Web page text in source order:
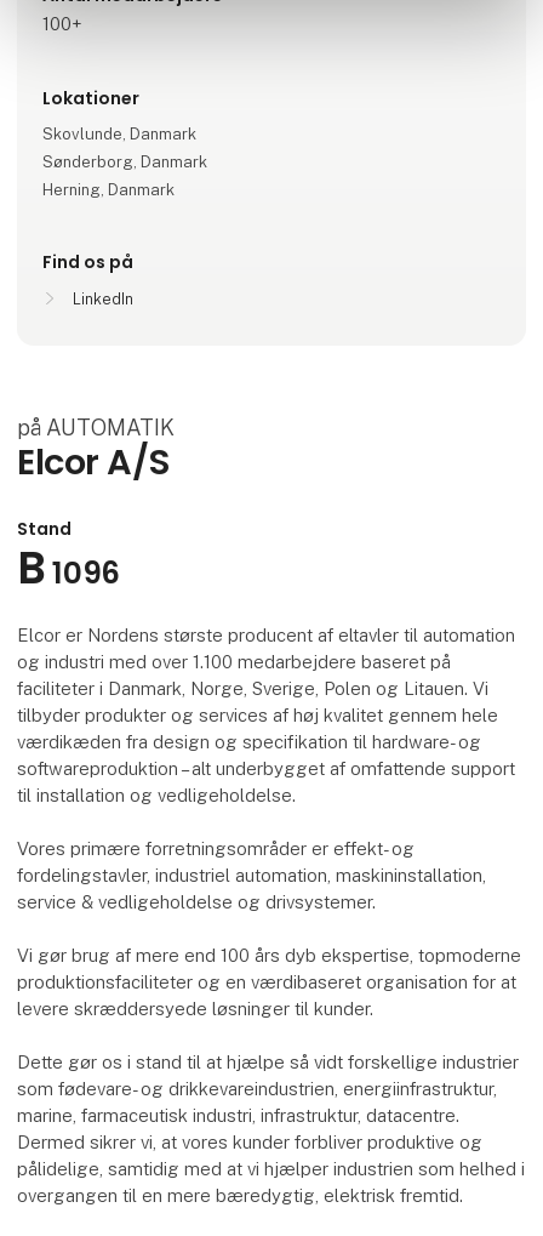
100+
Lokationer
Skovlunde, Danmark
Sønderborg, Danmark
Herning, Danmark
Find os på
LinkedIn
på AUTOMATIK
Elcor A/S
Stand
B1096
Elcor er Nordens største producent af eltavler til automation
og industri med over 1.100 medarbejdere baseret på
faciliteter i Danmark, Norge, Sverige, Polen og Litauen. Vi
tilbyder produkter og services af høj kvalitet gennem hele
værdikæden fra design og specifikation til hardware- og
softwareproduktion – alt underbygget af omfattende support
til installation og vedligeholdelse.
Vores primære forretningsområder er effekt- og
fordelingstavler, industriel automation, maskininstallation,
service & vedligeholdelse og drivsystemer.
Vi gør brug af mere end 100 års dyb ekspertise, topmoderne
produktionsfaciliteter og en værdibaseret organisation for at
levere skræddersyede løsninger til kunder.
Dette gør os i stand til at hjælpe så vidt forskellige industrier
som fødevare- og drikkevareindustrien, energiinfrastruktur,
marine, farmaceutisk industri, infrastruktur, datacentre.
Dermed sikrer vi, at vores kunder forbliver produktive og
pålidelige, samtidig med at vi hjælper industrien som helhed i
overgangen til en mere bæredygtig, elektrisk fremtid.